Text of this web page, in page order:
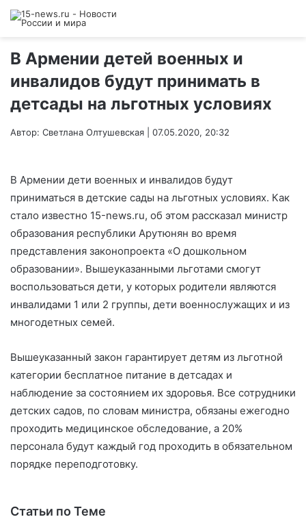
В Армении детей военных и
инвалидов будут принимать в
детсады на льготных условиях
Автор: Светлана Олтушевская | 07.05.2020, 20:32
В Армении дети военных и инвалидов будут
приниматься в детские сады на льготных условиях. Как
стало известно 15-news.ru, об этом рассказал министр
образования республики Арутюнян во время
представления законопроекта «О дошкольном
образовании». Вышеуказанными льготами смогут
воспользоваться дети, у которых родители являются
инвалидами 1 или 2 группы, дети военнослужащих и из
многодетных семей.
Вышеуказанный закон гарантирует детям из льготной
категории бесплатное питание в детсадах и
наблюдение за состоянием их здоровья. Все сотрудники
детских садов, по словам министра, обязаны ежегодно
проходить медицинское обследование, а 20%
персонала будут каждый год проходить в обязательном
порядке переподготовку.
Статьи по Теме